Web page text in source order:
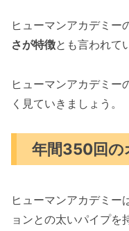
ヒューマンアカデミー
さが特徴とも言われて
ヒューマンアカデミー
く見ていきましょう。
年間350回の
ヒューマンアカデミー
ョンとの太いパイプを